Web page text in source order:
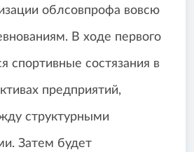
облсовпрофа вовсю
В ходе первого
спортивные состязания в
предприятий,
структурными
Затем будет